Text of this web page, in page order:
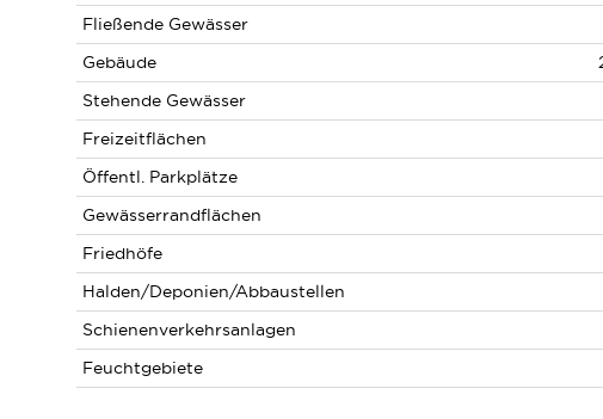
Fließende Gewässer
Gebäude
Stehende Gewässer
Freizeitflächen
Öffentl. Parkplätze
Gewässerrandflächen
Friedhöfe
Halden/Deponien/Abbaustellen
Schienenverkehrsanlagen
Feuchtgebiete